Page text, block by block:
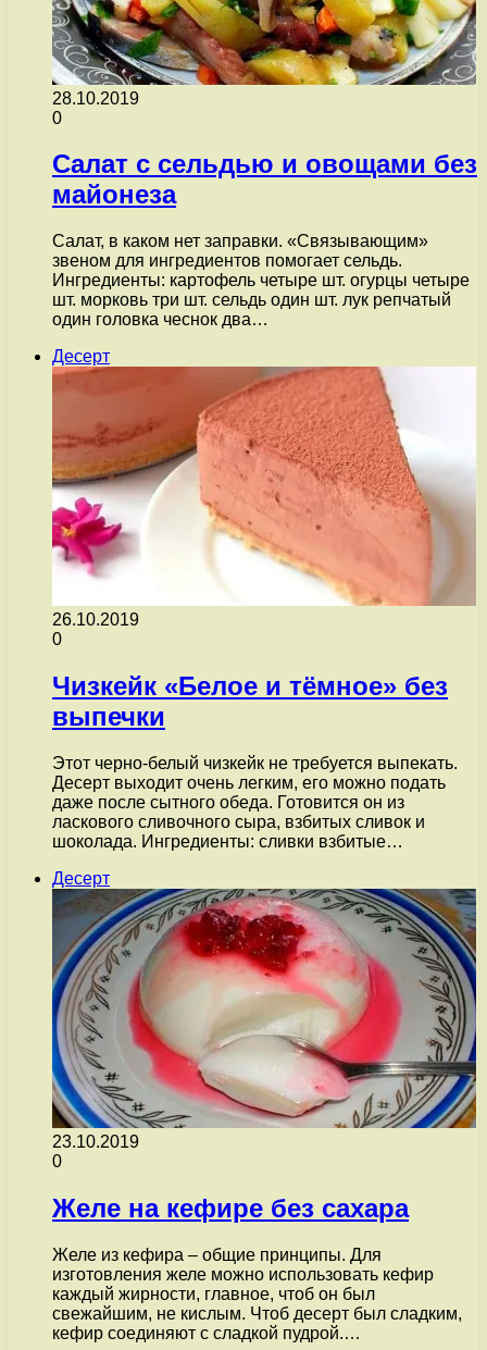
28.10.2019
0
Салат с сельдью и овощами без
майонеза
Салат, в каком нет заправки. «Связывающим»
звеном для ингредиентов помогает сельдь.
Ингредиенты: картофель четыре шт. огурцы четыре
шт. морковь три шт. сельдь один шт. лук репчатый
один головка чеснок два…
Десерт
26.10.2019
0
Чизкейк «Белое и тёмное» без
выпечки
Этот черно-белый чизкейк не требуется выпекать.
Десерт выходит очень легким, его можно подать
даже после сытного обеда. Готовится он из
ласкового сливочного сыра, взбитых сливок и
шоколада. Ингредиенты: сливки взбитые…
Десерт
23.10.2019
0
Желе на кефире без сахара
Желе из кефира – общие принципы. Для
изготовления желе можно использовать кефир
каждый жирности, главное, чтоб он был
свежайшим, не кислым. Чтоб десерт был сладким,
кефир соединяют с сладкой пудрой.…